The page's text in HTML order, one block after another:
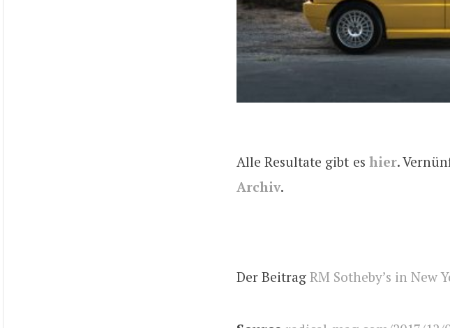
Alle Resultate gibt es hier.
Archiv.
Der Beitrag RM Sotheby’s in New